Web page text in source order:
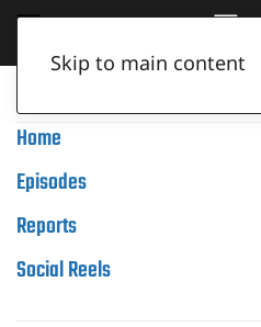
Skip to main content
Home
Episodes
Reports
Social Reels